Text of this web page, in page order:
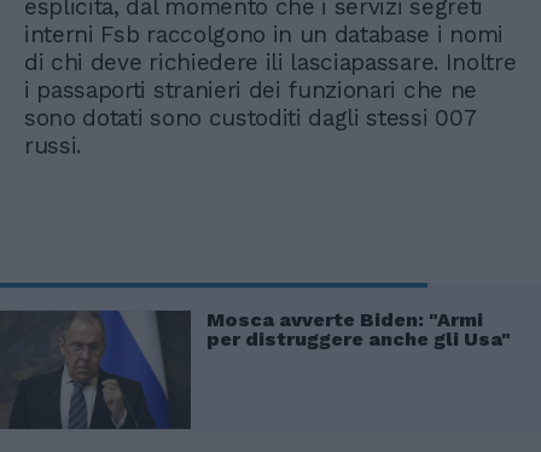
esplicita, dal momento che i servizi segreti
interni Fsb raccolgono in un database i nomi
di chi deve richiedere ili lasciapassare. Inoltre
i passaporti stranieri dei funzionari che ne
sono dotati sono custoditi dagli stessi 007
russi.
Mosca avverte Biden: "Armi
per distruggere anche gli Usa"